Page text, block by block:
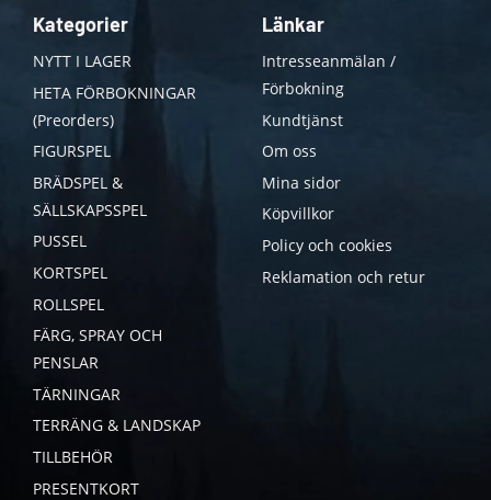
Kategorier
NYTT I LAGER
HETA FÖRBOKNINGAR
(Preorders)
FIGURSPEL
BRÄDSPEL &
SÄLLSKAPSSPEL
PUSSEL
KORTSPEL
ROLLSPEL
FÄRG, SPRAY OCH
PENSLAR
TÄRNINGAR
TERRÄNG & LANDSKAP
TILLBEHÖR
PRESENTKORT
Länkar
Intresseanmälan /
Förbokning
Kundtjänst
Om oss
Mina sidor
Köpvillkor
Policy och cookies
Reklamation och retur